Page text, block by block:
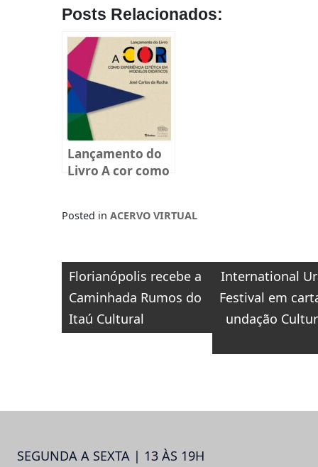
Posts Relacionados:
Lançamento do
Livro A cor como
modelos
Posted in ACERVO VIRTUAL
Navegação
de
Post
Florianópolis recebe a
Caminhada Rumos do
Itaú Cultural
International
Festival em
undação
SEGUNDA A SEXTA | 13 ÀS 19H